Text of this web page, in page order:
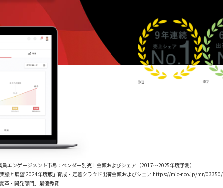
エンゲージメント市場：ベンダー別売上金額およびシェア（2017～2025年度予測）
態と展望 2024年度版」育成・定着クラウド出荷金額およびシェア https://mic-r.co.jp/mr/
革・開発部門」最優秀賞